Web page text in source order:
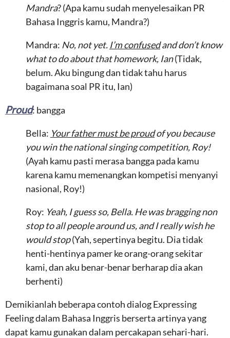
Mandra? (Apa kamu sudah menyelesaikan PR
Bahasa Inggris kamu, Mandra?)
Mandra: No, not yet. I’m confusedand don’t know
what to do about that homework, Ian(Tidak,
belum. Aku bingung dan tidak tahu harus
bagaimana soal PR itu, Ian)
Proud: bangga
Bella: Your father must be proudof you because
you win the national singing competition, Roy!
(Ayah kamu pasti merasa bangga pada kamu
karena kamu memenangkan kompetisi menyanyi
nasional, Roy!)
Roy: Yeah, I guess so, Bella. He was bragging non
stop to all people around us, and I really wish he
would stop(Yah, sepertinya begitu. Dia tidak
henti-hentinya pamer ke orang-orang sekitar
kami, dan aku benar-benar berharap dia akan
berhenti)
Demikianlah beberapa contoh dialog Expressing
Feeling dalam Bahasa Inggris berserta artinya yang
dapat kamu gunakan dalam percakapan sehari-hari.